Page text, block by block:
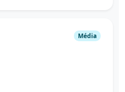
Média